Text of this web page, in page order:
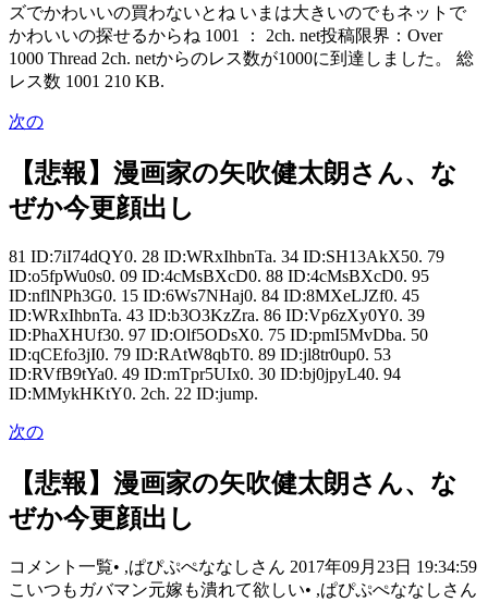
ズでかわいいの買わないとね いまは大きいのでもネットで
かわいいの探せるからね 1001 ： 2ch. net投稿限界：Over
1000 Thread 2ch. netからのレス数が1000に到達しました。 総
レス数 1001 210 KB.
次の
【悲報】漫画家の矢吹健太朗さん、な
ぜか今更顔出し
81 ID:7iI74dQY0. 28 ID:WRxIhbnTa. 34 ID:SH13AkX50. 79
ID:o5fpWu0s0. 09 ID:4cMsBXcD0. 88 ID:4cMsBXcD0. 95
ID:nflNPh3G0. 15 ID:6Ws7NHaj0. 84 ID:8MXeLJZf0. 45
ID:WRxIhbnTa. 43 ID:b3O3KzZra. 86 ID:Vp6zXy0Y0. 39
ID:PhaXHUf30. 97 ID:Olf5ODsX0. 75 ID:pmI5MvDba. 50
ID:qCEfo3jI0. 79 ID:RAtW8qbT0. 89 ID:jl8tr0up0. 53
ID:RVfB9tYa0. 49 ID:mTpr5UIx0. 30 ID:bj0jpyL40. 94
ID:MMykHKtY0. 2ch. 22 ID:jump.
次の
【悲報】漫画家の矢吹健太朗さん、な
ぜか今更顔出し
コメント一覧• ,ぱぴぷぺななしさん 2017年09月23日 19:34:59
こいつもガバマン元嫁も潰れて欲しい• ,ぱぴぷぺななしさん